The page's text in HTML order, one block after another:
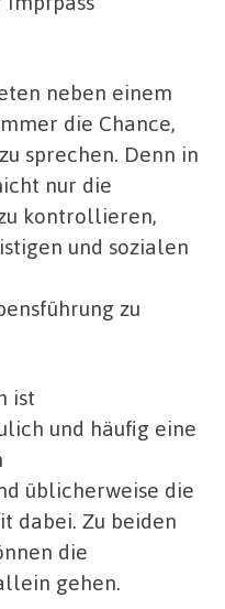
neben einem
die Chance,
sprechen. Denn in
nur die
kontrollieren,
und sozialen
zu
ist
und häufig eine
üblicherweise die
dabei. Zu beiden
die
gehen.